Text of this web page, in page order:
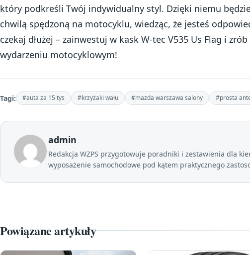
który podkreśli Twój indywidualny styl. Dzięki niemu
chwilą spędzoną na motocyklu, wiedząc, że jesteś
czekaj dłużej – zainwestuj w kask W-tec V535 Us Flag i
wydarzeniu motocyklowym!
Tagi: #auta za 15 tys #krzyżaki wału #mazda warszawa salony #prosta
admin
Redakcja WZPS przygotowuje poradniki i zestawienia dla
wyposażenie samochodowe pod kątem praktycznego
Powiązane artykuły